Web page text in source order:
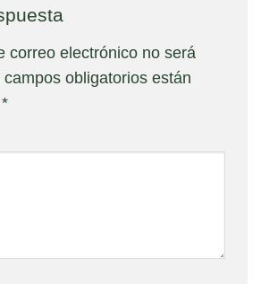
correo electrónico no será
campos obligatorios están
*